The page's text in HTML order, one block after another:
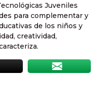
Juveniles
para complementar y
de los niños y
creatividad,